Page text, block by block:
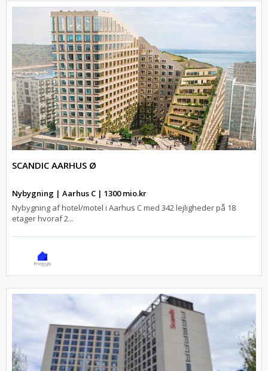
SCANDIC AARHUS Ø
Nybygning | Aarhus C | 1300 mio.kr
Nybygning af hotel/motel i Aarhus C med 342 lejligheder på 18
etager hvoraf 2...